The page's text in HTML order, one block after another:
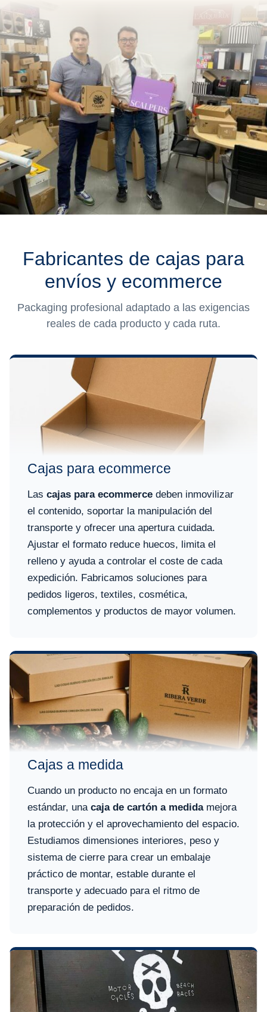
Fabricantes de cajas para
envíos y ecommerce
Packaging profesional adaptado a las exigencias
reales de cada producto y cada ruta.
Cajas para ecommerce
Las cajas para ecommerce deben inmovilizar
el contenido, soportar la manipulación del
transporte y ofrecer una apertura cuidada.
Ajustar el formato reduce huecos, limita el
relleno y ayuda a controlar el coste de cada
expedición. Fabricamos soluciones para
pedidos ligeros, textiles, cosmética,
complementos y productos de mayor volumen.
Cajas a medida
Cuando un producto no encaja en un formato
estándar, una caja de cartón a medidamejora
la protección y el aprovechamiento del espacio.
Estudiamos dimensiones interiores, peso y
sistema de cierre para crear un embalaje
práctico de montar, estable durante el
transporte y adecuado para el ritmo de
preparación de pedidos.